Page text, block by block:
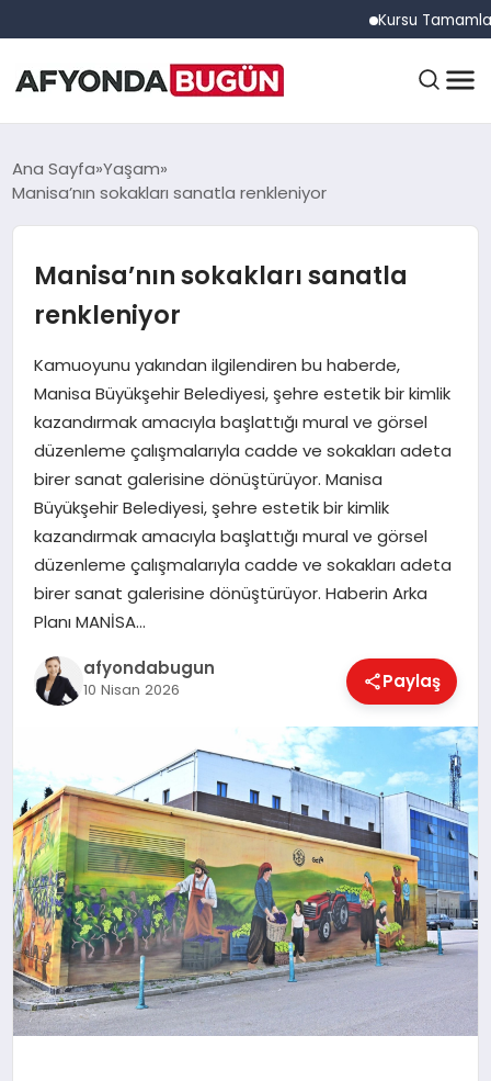
Kursu Tamamlayan
ANASAYFA
EĞITIM
EKONOMI
MAGAZIN
SAĞLIK
SPOR
YAŞAM
Ana Sayfa Yaşam
Manisa’nın sokakları sanatla renkleniyor
Manisa’nın sokakları sanatla
renkleniyor
Kamuoyunu yakından ilgilendiren bu haberde,
Manisa Büyükşehir Belediyesi, şehre estetik bir kimlik
kazandırmak amacıyla başlattığı mural ve görsel
düzenleme çalışmalarıyla cadde ve sokakları adeta
birer sanat galerisine dönüştürüyor. Manisa
Büyükşehir Belediyesi, şehre estetik bir kimlik
kazandırmak amacıyla başlattığı mural ve görsel
düzenleme çalışmalarıyla cadde ve sokakları adeta
birer sanat galerisine dönüştürüyor. Haberin Arka
Planı MANİSA…
afyondabugun
10 Nisan 2026 Paylaş